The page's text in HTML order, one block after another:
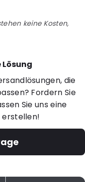
keine Kosten,
die
Fordern Sie
Sie uns eine
erstellen!